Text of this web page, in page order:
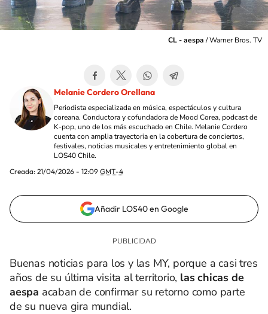
CL - aespa /Warner Bros. TV
Melanie Cordero Orellana
Periodista especializada en música, espectáculos y cultura
coreana. Conductora y cofundadora de Mood Corea, podcast de
K-pop, uno de los más escuchado en Chile. Melanie Cordero
cuenta con amplia trayectoria en la cobertura de conciertos,
festivales, noticias musicales y entretenimiento global en
LOS40 Chile.
Creada: 21/04/2026 - 12:09 GMT-4
Añadir LOS40 en Google
Buenas noticias para los y las MY, porque a casi tres
años de su última visita al territorio, las chicas de
aespa acaban de confirmar su retorno como parte
de su nueva gira mundial.